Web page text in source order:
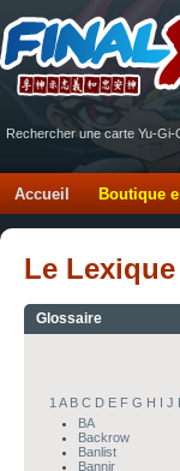
Rechercher une carte Yu-Gi-
Accueil Boutique
Le Lexique
Glossaire
1 A B C D E F G H J
BA
Backrow
Banlist
Bannir